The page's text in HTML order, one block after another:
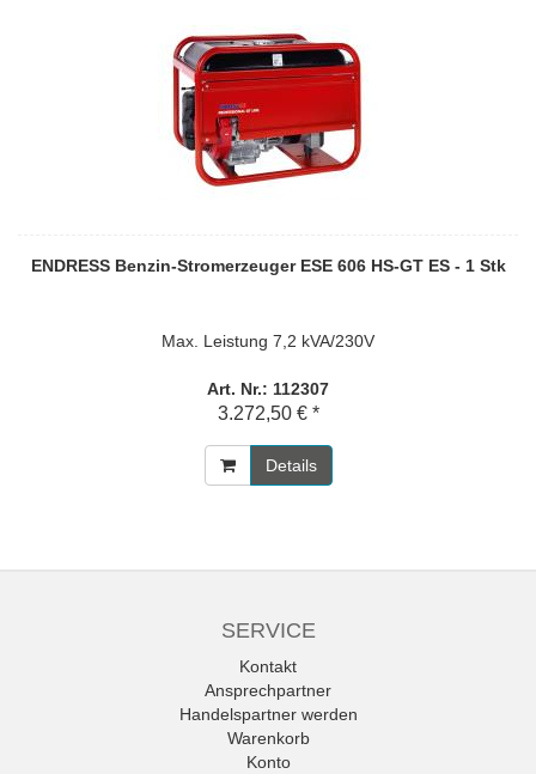
ENDRESS Benzin-Stromerzeuger ESE 606 HS-GT ES - 1 Stk
Max. Leistung 7,2 kVA/230V
Art. Nr.: 112307
3.272,50 € *
Details
SERVICE
Kontakt
Ansprechpartner
Handelspartner werden
Warenkorb
Konto